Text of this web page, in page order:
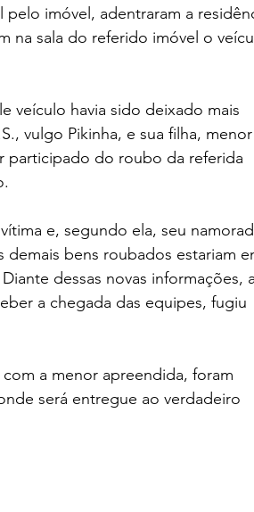
pelo imóvel, adentraram a
na sala do referido imóvel o
veículo havia sido deixado mais
vulgo Pikinha, e sua filha, menor
participado do roubo da referida
e, segundo ela, seu
bens roubados estariam
dessas novas informações,
a chegada das equipes, fugiu
a menor apreendida, foram
será entregue ao verdadeiro